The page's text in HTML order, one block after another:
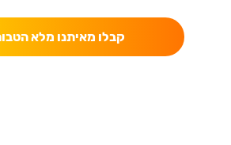
קבלו מאיתנו מלא